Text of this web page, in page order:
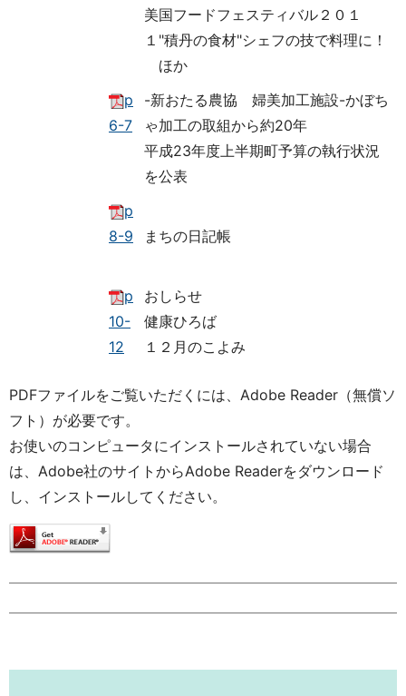
美国フードフェスティバル２０１
１"積丹の食材"シェフの技で料理に！
ほか
p
6-7
-新おたる農協 婦美加工施設-かぼち
ゃ加工の取組から約20年
平成23年度上半期町予算の執行状況
を公表
p
8-9
まちの日記帳
p
10-
12
おしらせ
健康ひろば
１２月のこよみ
PDFファイルをご覧いただくには、Adobe Reader（無償ソ
フト）が必要です。
お使いのコンピュータにインストールされていない場合
は、Adobe社のサイトからAdobe Readerをダウンロード
し、インストールしてください。